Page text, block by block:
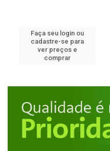
Faça seu login ou
cadastre-se para
ver preços e
comprar